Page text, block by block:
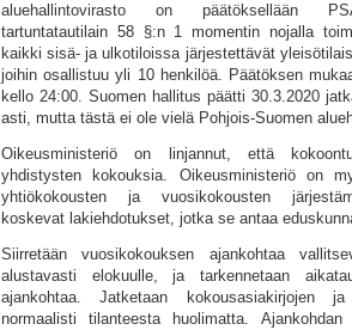
aluehallintovirasto on päätöksellään
tartuntatautilain 58 §:n 1 momentin nojalla
kaikki sisä- ja ulkotiloissa järjestettävät
joihin osallistuu yli 10 henkilöä. Päätöksen
kello 24:00. Suomen hallitus päätti 30.3.2020
asti, mutta tästä ei ole vielä Pohjois-Suomen
Oikeusministeriö on linjannut, että
yhdistysten kokouksia. Oikeusministeriö on
yhtiökokousten ja vuosikokousten
koskevat lakiehdotukset, jotka se antaa
Siirretään vuosikokouksen ajankohtaa
alustavasti elokuulle, ja tarkennetaan
ajankohtaa. Jatketaan kokousasiakirjojen
normaalisti tilanteesta huolimatta.